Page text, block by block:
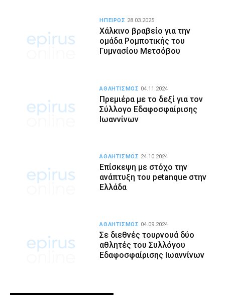
Χάλκινο βραβείο για την
oμάδα Ρομποτικής του
Γυμνασίου Μετσόβου
ΗΠΕΙΡΟΣ 28.03.2025
Πρεμιέρα με το δεξί για τον
Σύλλογο Εδαφοσφαίρισης
Ιωαννίνων
ΑΘΛΗΤΙΣΜΟΣ 04.11.2024
Επίσκεψη με στόχο την
ανάπτυξη του petanque στην
Ελλάδα
ΑΘΛΗΤΙΣΜΟΣ 24.10.2024
Σε διεθνές τουρνουά δύο
αθλητές του Συλλόγου
Εδαφοσφαίρισης Ιωαννίνων
ΑΘΛΗΤΙΣΜΟΣ 04.09.2024